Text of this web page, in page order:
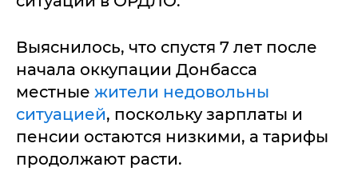
Выяснилось, что спустя 7 лет после
начала оккупации Донбасса
местные жители недовольны
ситуацией, поскольку зарплаты и
пенсии остаются низкими, а тарифы
продолжают расти.